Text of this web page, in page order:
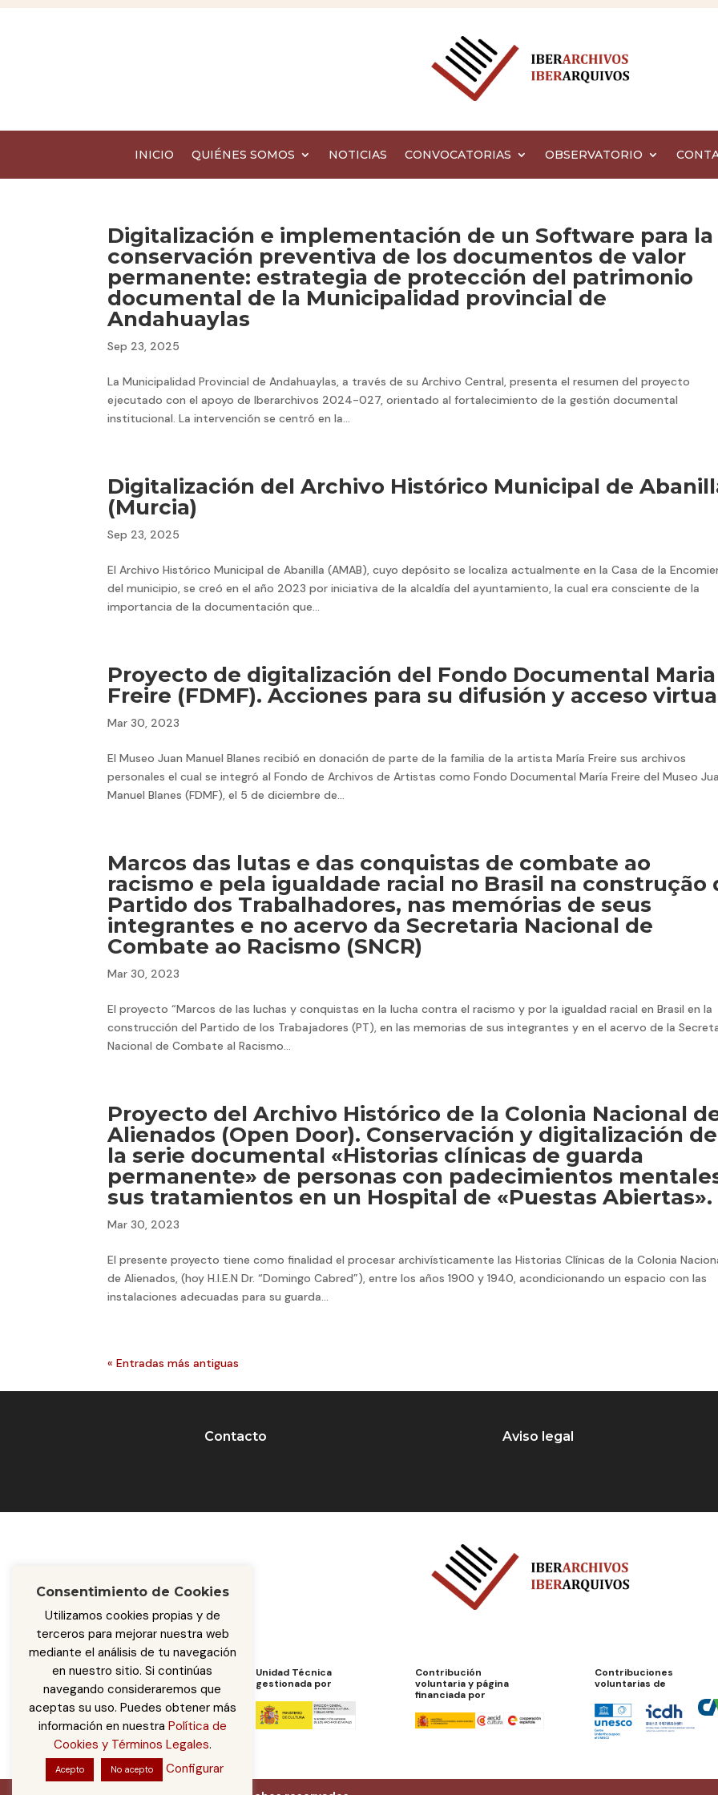
INICIO QUIÉNES SOMOS NOTICIAS CONVOCATORIAS OBSERVATORIO
Digitalización e implementación de un Software para la
conservación preventiva de los documentos de valor
permanente: estrategia de protección del patrimonio
documental de la Municipalidad provincial de
Andahuaylas
Sep 23, 2025
La Municipalidad Provincial de Andahuaylas, a través de su Archivo Central, presenta el resumen del proyecto
ejecutado con el apoyo de Iberarchivos 2024-027, orientado al fortalecimiento de la gestión documental
institucional. La intervención se centró en la...
Digitalización del Archivo Histórico Municipal de
(Murcia)
Sep 23, 2025
El Archivo Histórico Municipal de Abanilla (AMAB), cuyo depósito se localiza actualmente en la Casa de la
del municipio, se creó en el año 2023 por iniciativa de la alcaldía del ayuntamiento, la cual era consciente de la
importancia de la documentación que...
Proyecto de digitalización del Fondo Documental Maria
Freire (FDMF). Acciones para su difusión y acceso
Mar 30, 2023
El Museo Juan Manuel Blanes recibió en donación de parte de la familia de la artista María Freire sus archivos
personales el cual se integró al Fondo de Archivos de Artistas como Fondo Documental María Freire del Museo
Manuel Blanes (FDMF), el 5 de diciembre de...
Marcos das lutas e das conquistas de combate ao
racismo e pela igualdade racial no Brasil na construção
Partido dos Trabalhadores, nas memórias de seus
integrantes e no acervo da Secretaria Nacional de
Combate ao Racismo (SNCR)
Mar 30, 2023
El proyecto “Marcos de las luchas y conquistas en la lucha contra el racismo y por la igualdad racial en Brasil en la
construcción del Partido de los Trabajadores (PT), en las memorias de sus integrantes y en el acervo de la
Nacional de Combate al Racismo...
Proyecto del Archivo Histórico de la Colonia Nacional
Alienados (Open Door). Conservación y digitalización de
la serie documental «Historias clínicas de guarda
permanente» de personas con padecimientos
sus tratamientos en un Hospital de «Puestas Abiertas».
Mar 30, 2023
El presente proyecto tiene como finalidad el procesar archivísticamente las Historias Clínicas de la Colonia
de Alienados, (hoy H.I.E.N Dr. “Domingo Cabred”), entre los años 1900 y 1940, acondicionando un espacio con las
instalaciones adecuadas para su guarda...
« Entradas más antiguas
Contacto Aviso legal
Programa de Cooperación
Unidad Técnica
gestionada por
Contribución
voluntaria y página
financiada por
Contribuciones
voluntarias de
Consentimiento de Cookies
Utilizamos cookies propias y de
terceros para mejorar nuestra web
mediante el análisis de tu navegación
en nuestro sitio. Si continúas
navegando consideraremos que
aceptas su uso. Puedes obtener más
información en nuestra Política de
Cookies y Términos Legales.
Acepto No acepto Configurar